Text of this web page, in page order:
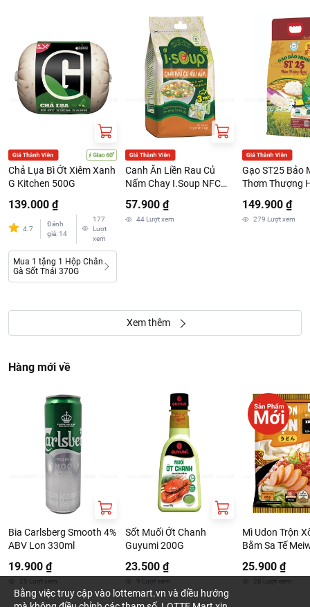
Chả Lụa Bì Ớt Xiêm Xanh
G Kitchen 500G
139.000 ₫
4.7
Đánh
giá: 14
177
Lượt
xem
Mua 1 tặng 1 Hộp Chân
Gà Sốt Thái 370G
Canh Ăn Liền Rau Củ
Nấm Chay I.Soup NFC
57.900 ₫
44Lượt xem
Gạo ST25 Bảo
Thơm Thượng
149.900 ₫
279 Lượt xem
Xem thêm
Hàng mới về
Bia Carlsberg Smooth 4%
ABV Lon 330ml
19.900 ₫
25 Lượt xem
Sốt Muối Ớt Chanh
Guyumi 200G
23.500 ₫
9 Lượt xem
Mì Udon Trộn
Bằm Sa Tế
25.900 ₫
28 Lượt xem
Bằng việc truy cập vào lottemart.vn và điều hướng